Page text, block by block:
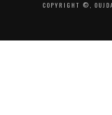
COPYRIGHT ©,